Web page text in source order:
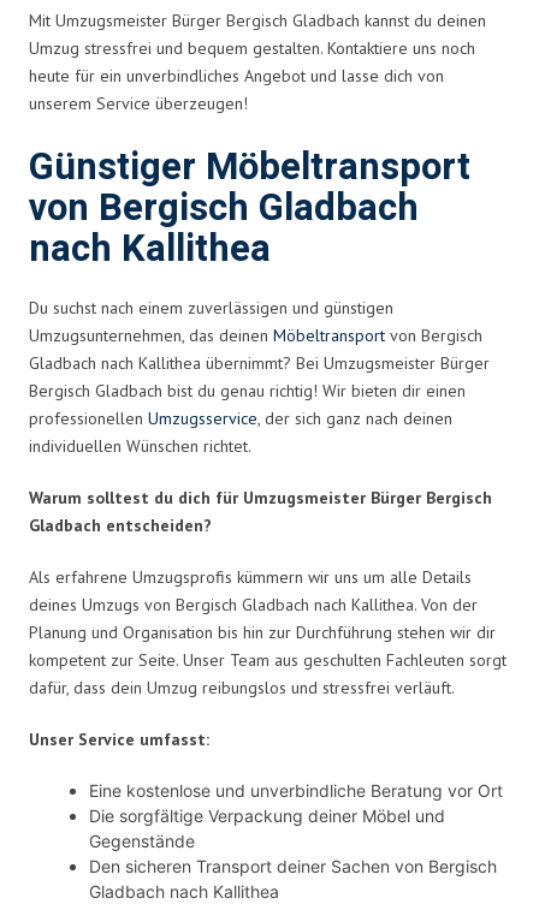
Mit Umzugsmeister Bürger Bergisch Gladbach kannst du deinen
Umzug stressfrei und bequem gestalten. Kontaktiere uns noch
heute für ein unverbindliches Angebot und lasse dich von
unserem Service überzeugen!
Günstiger Möbeltransport
von Bergisch Gladbach
nach Kallithea
Du suchst nach einem zuverlässigen und günstigen
Umzugsunternehmen, das deinen Möbeltransport von Bergisch
Gladbach nach Kallithea übernimmt? Bei Umzugsmeister Bürger
Bergisch Gladbach bist du genau richtig! Wir bieten dir einen
professionellen Umzugsservice, der sich ganz nach deinen
individuellen Wünschen richtet.
Warum solltest du dich für Umzugsmeister Bürger Bergisch
Gladbach entscheiden?
Als erfahrene Umzugsprofis kümmern wir uns um alle Details
deines Umzugs von Bergisch Gladbach nach Kallithea. Von der
Planung und Organisation bis hin zur Durchführung stehen wir dir
kompetent zur Seite. Unser Team aus geschulten Fachleuten sorgt
dafür, dass dein Umzug reibungslos und stressfrei verläuft.
Unser Service umfasst:
Eine kostenlose und unverbindliche Beratung vor Ort
Die sorgfältige Verpackung deiner Möbel und
Gegenstände
Den sicheren Transport deiner Sachen von Bergisch
Gladbach nach Kallithea